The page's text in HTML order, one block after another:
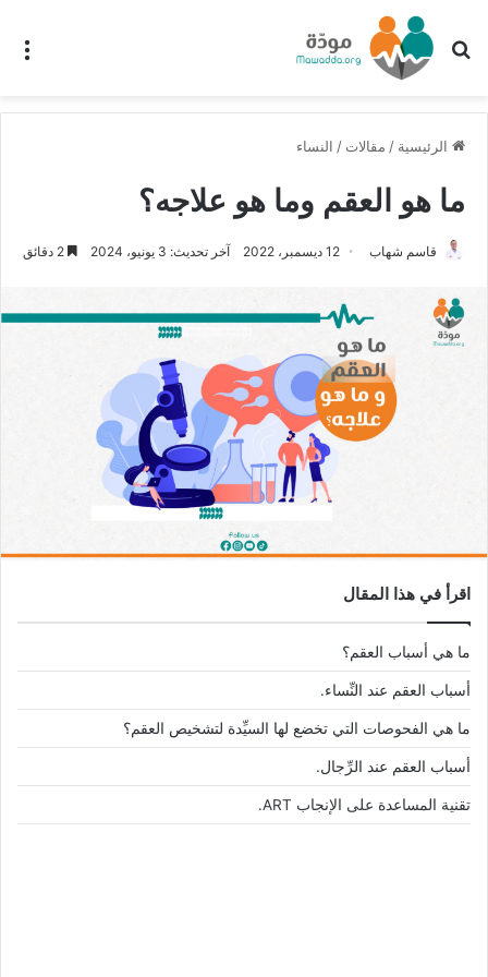
بحث عن
الرئيسية / مقالات / النساء
ما هو العقم وما هو علاجه؟
قاسم شهاب 12 ديسمبر، 2022 آخر تحديث: 3 يونيو، 2024
اقرأ في هذا المقال
ما هي أسباب العقم؟
أسباب العقم عند النِّساء.
ما هي الفحوصات التي تخضع لها السيِّدة لتشخيص العقم؟
أسباب العقم عند الرِّجال.
تقنية المساعدة على الإنجاب ART.